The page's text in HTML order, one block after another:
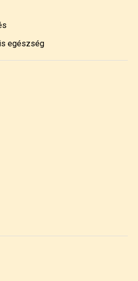
egészség